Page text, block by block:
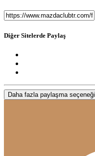
Diğer Sitelerde Paylaş
Daha fazla paylaşma seçeneği